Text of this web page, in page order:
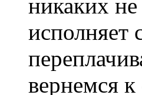
никаких
исполняет
вернемся